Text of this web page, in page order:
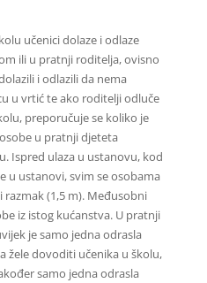
učenici dolaze i odlaze
ili u pratnji roditelja, ovisno
i odlazili da nema
u vrtić te ako roditelji odluče
preporučuje se koliko je
u pratnji djeteta
Ispred ulaza u ustanovu, kod
u ustanovi, svim se osobama
(1,5 m). Međusobni
iz istog kućanstva. U pratnji
je samo jedna odrasla
žele dovoditi učenika u školu,
samo jedna odrasla